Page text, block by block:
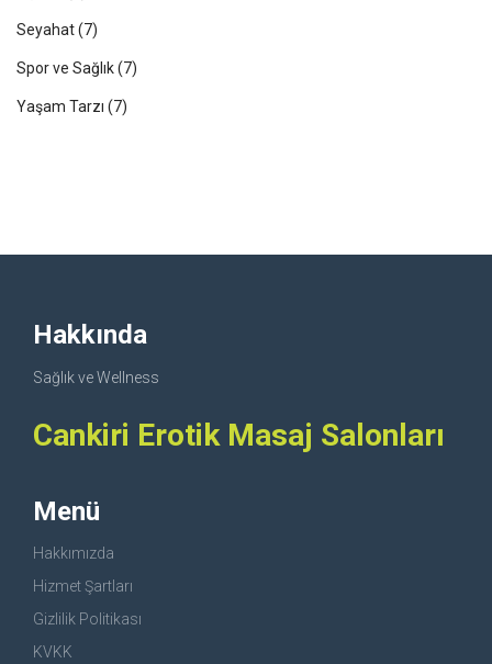
Seyahat(7)
Spor ve Sağlık(7)
Yaşam Tarzı (7)
Hakkında
Sağlık ve Wellness
Cankiri Erotik Masaj Salonları
Menü
Hakkımızda
Hizmet Şartları
Gizlilik Politikası
KVKK